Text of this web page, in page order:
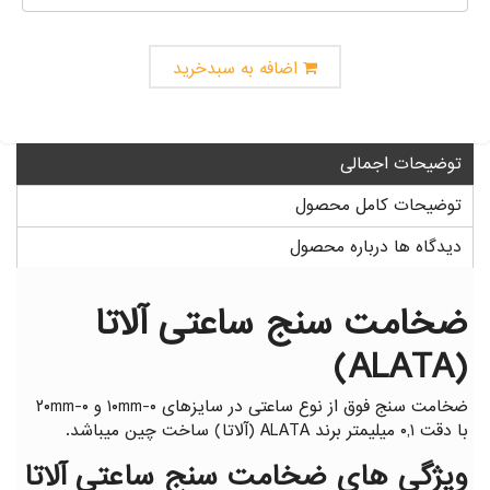
اضافه به سبدخرید
توضیحات اجمالی
توضیحات کامل محصول
دیدگاه ها درباره محصول
ضخامت سنج ساعتی آلاتا
(ALATA)
ضخامت سنج فوق از نوع ساعتی در سایزهای ۰-۱۰mm و ۰-۲۰mm
با دقت ۰,۱ میلیمتر برند ALATA (آلاتا) ساخت چین میباشد.
ویژگی های ضخامت سنج ساعتی آلاتا